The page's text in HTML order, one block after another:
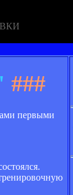
###
первыми